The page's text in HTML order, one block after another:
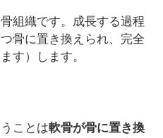
組織です。成長する過程
骨に置き換えられ、完全
す）します。
ことは軟骨が骨に置き換